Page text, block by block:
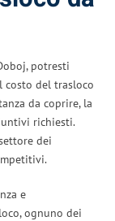
potresti
costo del trasloco
da coprire, la
richiesti.
dei
e
ognuno dei